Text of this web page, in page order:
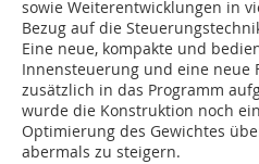
sowie Weiterentwicklungen in
Bezug auf die
Eine neue, kompakte und
Innensteuerung und eine neue
zusätzlich in das Programm
wurde die Konstruktion noch
Optimierung des Gewichtes
abermals zu steigern.